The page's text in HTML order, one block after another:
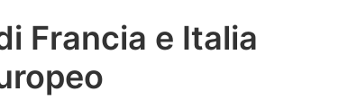
Francia e Italia